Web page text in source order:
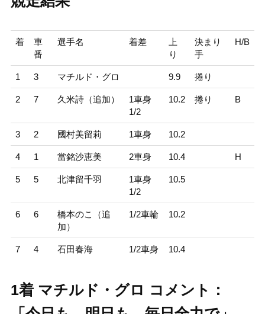
着
車
番
選手名 着差
上
り
決まり
手
H/B
1 3 マチルド・グロ 9.9 捲り
2 7 久米詩（追加）
1車身
1/2
10.2 捲り B
3 2 國村美留莉 1車身 10.2
4 1 當銘沙恵美 2車身 10.4 H
5 5 北津留千羽
1車身
1/2
10.5
6 6
橋本のこ（追
加）
1/2車輪 10.2
7 4 石田春海 1/2車身 10.4
1着 マチルド・グロ コメント：